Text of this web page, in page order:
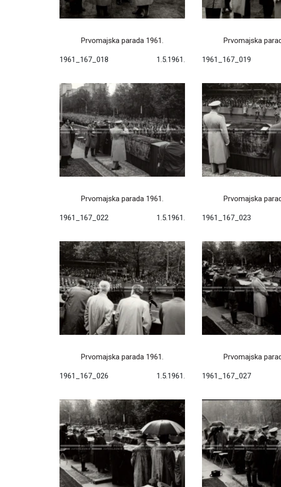
Prvomajska parada 1961.
1961_167_018 1.5.1961.
Prvomajska
1961_167_019
Prvomajska parada 1961.
1961_167_022 1.5.1961.
Prvomajska
1961_167_023
Prvomajska parada 1961.
1961_167_026 1.5.1961.
Prvomajska
1961_167_027